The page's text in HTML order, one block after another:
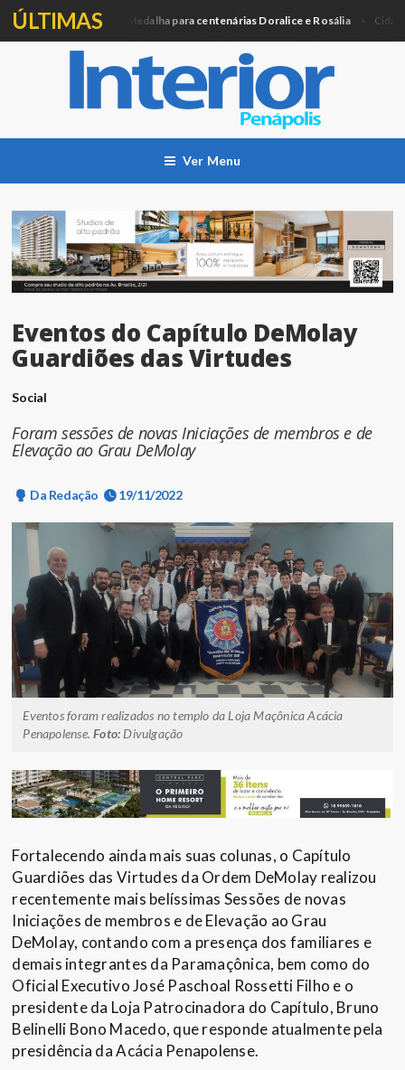
ÚLTIMAS
Câmara entregará Medalha para centenárias Doralice e Rosália Cidade
Ver Menu
Eventos do Capítulo DeMolay
Guardiões das Virtudes
Social
Foram sessões de novas Iniciações de membros e de
Elevação ao Grau DeMolay
Da Redação 19/11/2022
Eventos foram realizados no templo da Loja Maçônica Acácia
Penapolense.Foto:Divulgação
Fortalecendo ainda mais suas colunas, o Capítulo
Guardiões das Virtudes da Ordem DeMolay realizou
recentemente mais belíssimas Sessões de novas
Iniciações de membros e de Elevação ao Grau
DeMolay, contando com a presença dos familiares e
demais integrantes da Paramaçônica, bem como do
Oficial Executivo José Paschoal Rossetti Filho e o
presidente da Loja Patrocinadora do Capítulo, Bruno
Belinelli Bono Macedo, que responde atualmente pela
presidência da Acácia Penapolense.